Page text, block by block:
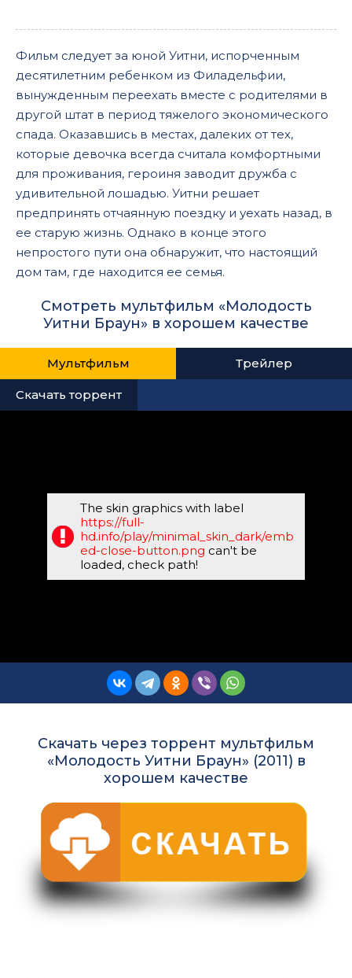
Фильм следует за юной Уитни, испорченным
десятилетним ребенком из Филадельфии,
вынужденным переехать вместе с родителями в
другой штат в период тяжелого экономического
спада. Оказавшись в местах, далеких от тех,
которые девочка всегда считала комфортными
для проживания, героиня заводит дружба с
удивительной лошадью. Уитни решает
предпринять отчаянную поездку и уехать назад, в
ее старую жизнь. Однако в конце этого
непростого пути она обнаружит, что настоящий
дом там, где находится ее семья.
Смотреть мультфильм «Молодость
Уитни Браун» в хорошем качестве
Мультфильм Трейлер
Скачать торрент
The skin graphics with label
https://full-
hd.info/play/minimal_skin_dark/emb
ed-close-button.png can't be
loaded, check path!
Скачать через торрент мультфильм
«Молодость Уитни Браун» (2011) в
хорошем качестве